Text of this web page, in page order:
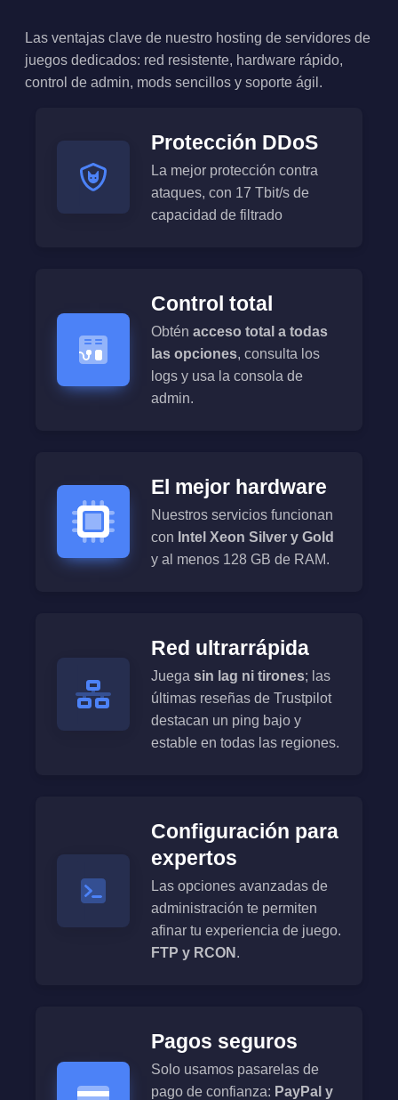
Las ventajas clave de nuestro hosting de servidores de
juegos dedicados: red resistente, hardware rápido,
control de admin, mods sencillos y soporte ágil.
Protección DDoS
La mejor protección contra
ataques, con 17 Tbit/s de
capacidad de filtrado
Control total
Obtén acceso total a todas
las opciones, consulta los
logs y usa la consola de
admin.
El mejor hardware
Nuestros servicios funcionan
con Intel Xeon Silver y Gold
y al menos 128 GB de RAM.
Red ultrarrápida
Juega sin lag ni tirones; las
últimas reseñas de Trustpilot
destacan un ping bajo y
estable en todas las regiones.
Configuración para
expertos
Las opciones avanzadas de
administración te permiten
afinar tu experiencia de juego.
FTP y RCON .
Pagos seguros
Solo usamos pasarelas de
pago de confianza: PayPal y